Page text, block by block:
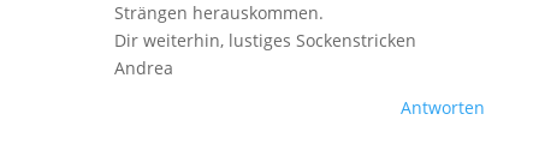
Strängen herauskommen.
Dir weiterhin, lustiges Sockenstricken
Andrea
Antworten